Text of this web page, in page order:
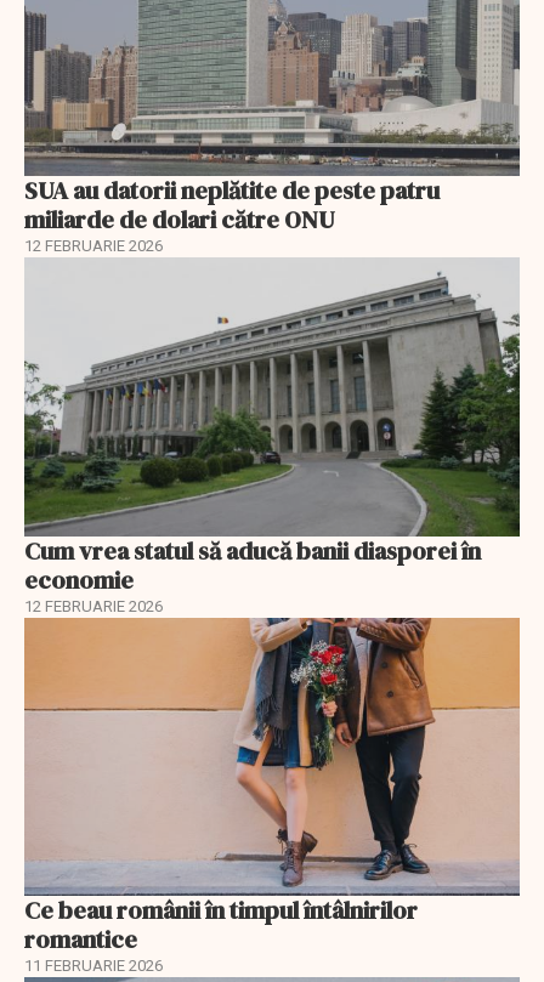
SUA au datorii neplătite de peste patru
miliarde de dolari către ONU
12 FEBRUARIE 2026
Cum vrea statul să aducă banii diasporei în
economie
12 FEBRUARIE 2026
Ce beau românii în timpul întâlnirilor
romantice
11 FEBRUARIE 2026